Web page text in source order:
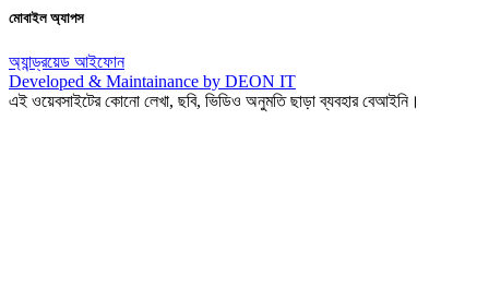
মোবাইল অ্যাপস
অ্যান্ড্রয়েড আইফোন
Developed & Maintainance by DEON IT
এই ওয়েবসাইটের কোনো লেখা, ছবি, ভিডিও অনুমতি ছাড়া ব্যবহার বেআইনি।